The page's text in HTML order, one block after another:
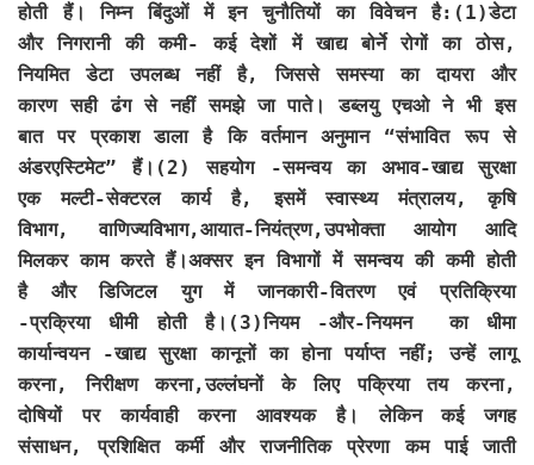
होती हैं। निम्न बिंदुओं में इन चुनौतियों का विवेचन है:(1)डेटा
और निगरानी की कमी- कई देशों में खाद्य बोर्ने रोगों का ठोस,
नियमित डेटा उपलब्ध नहीं है, जिससे समस्या का दायरा और
कारण सही ढंग से नहीं समझे जा पाते। डब्लयु एचओ ने भी इस
बात पर प्रकाश डाला है कि वर्तमान अनुमान “संभावित रूप से
अंडरएस्टिमेट” हैं।(2) सहयोग -समन्वय का अभाव-खाद्य सुरक्षा
एक मल्टी-सेक्टरल कार्य है, इसमें स्वास्थ्य मंत्रालय, कृषि
विभाग, वाणिज्यविभाग,आयात-नियंत्रण,उपभोक्ता आयोग आदि
मिलकर काम करते हैं।अक्सर इन विभागों में समन्वय की कमी होती
है और डिजिटल युग में जानकारी-वितरण एवं प्रतिक्रिया
-प्रक्रिया धीमी होती है।(3)नियम -और-नियमन का धीमा
कार्यान्वयन -खाद्य सुरक्षा कानूनों का होना पर्याप्त नहीं; उन्हें लागू
करना, निरीक्षण करना,उल्लंघनों के लिए पक्रिया तय करना,
दोषियों पर कार्यवाही करना आवश्यक है। लेकिन कई जगह
संसाधन, प्रशिक्षित कर्मी और राजनीतिक प्रेरणा कम पाई जाती